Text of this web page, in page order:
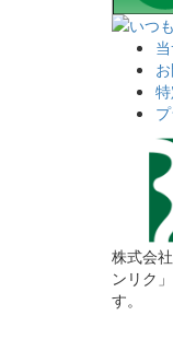
株式会
ンリク
す。